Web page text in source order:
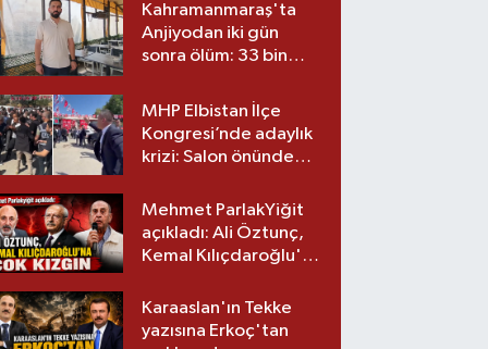
Kahramanmaraş'ta
Anjiyodan iki gün
sonra ölüm: 33 bin
savcılıkta
MHP Elbistan İlçe
Kongresi’nde adaylık
krizi: Salon önünde
Mehmet ParlakYiğit
açıkladı: Ali Öztunç,
Kemal Kılıçdaroğlu'na
Karaaslan'ın Tekke
yazısına Erkoç'tan